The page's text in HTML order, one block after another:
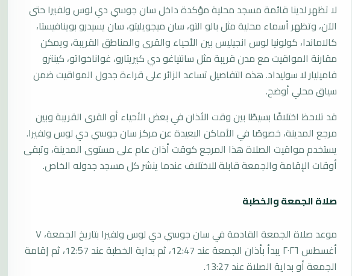
لا تظهر لدينا قائمة مسجد محلية مؤكدة داخل سان جوسي دي لوس ولفيرا حتى
الآن، وتظهر أسماء محلية مثل بالو التو، سان ميجويليتو، سان يسيدرو بوينافيستا،
كالاماندا، كولونيا لوس انجيليس بين الأحياء والقرى والمناطق القريبة، ويمكن
مقارنة المواقيت مع مدن قريبة مثل سانتياغو دي كيريتارو، غواناخواتو، كينترو
فاميليار لا سوليداد. هذه التفاصيل تساعد الزائر على قراءة جدول المواقيت ضمن
سياق محلي أوضح.
قد تلاحظ اختلافًا بسيطًا بين وقت الأذان في بعض الأحياء أو القرى القريبة وبين
مرجع المدينة، خصوصًا في الأماكن البعيدة عن مركز سان جوسي دي لوس ولفيرا.
يستخدم مواقيت الصلاة هذا المرجع كوقت أذان عام على مستوى المدينة، وتبقى
أوقات الإقامة والجمعة قابلة للاختلاف عندما ينشر كل مسجد جدوله الخاص.
صلاة الجمعة والخطبة
موعد صلاة الجمعة القادمة في سان جوسي دي لوس ولفيرا بتاريخ الجمعة، ٧
أغسطس ٢٠٢٦ يبدأ بأذان الجمعة عند 12:47، ثم بداية الخطبة عند 12:57، ثم إقامة
الجمعة أو بداية الصلاة عند 13:27.